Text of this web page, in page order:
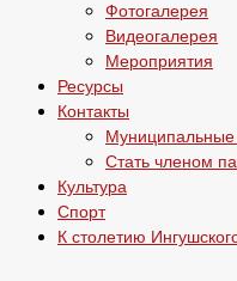
Фотогалерея
Видеогалерея
Мероприятия
Ресурсы
Контакты
Муниципальные
Стать членом
Культура
Спорт
К столетию